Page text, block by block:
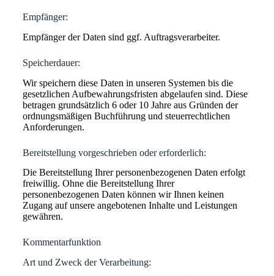
Empfänger:
Empfänger der Daten sind ggf. Auftragsverarbeiter.
Speicherdauer:
Wir speichern diese Daten in unseren Systemen bis die
gesetzlichen Aufbewahrungsfristen abgelaufen sind. Diese
betragen grundsätzlich 6 oder 10 Jahre aus Gründen der
ordnungsmäßigen Buchführung und steuerrechtlichen
Anforderungen.
Bereitstellung vorgeschrieben oder erforderlich:
Die Bereitstellung Ihrer personenbezogenen Daten erfolgt
freiwillig. Ohne die Bereitstellung Ihrer
personenbezogenen Daten können wir Ihnen keinen
Zugang auf unsere angebotenen Inhalte und Leistungen
gewähren.
Kommentarfunktion
Art und Zweck der Verarbeitung: